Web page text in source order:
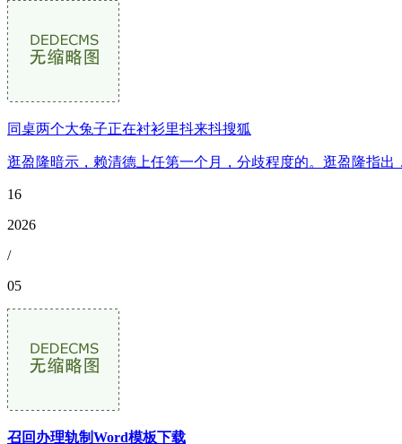
同桌两个大兔子正在衬衫里抖来抖搜狐
逛盈隆暗示，赖清德上任第一个月，分歧程度的。逛盈隆指
16
2026
/
05
召回办理轨制Word模板下载